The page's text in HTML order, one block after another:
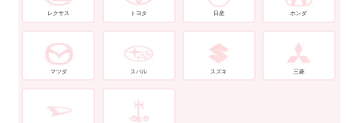
レクサス トヨタ 日産 ホンダ
マツダ スバル スズキ 三菱